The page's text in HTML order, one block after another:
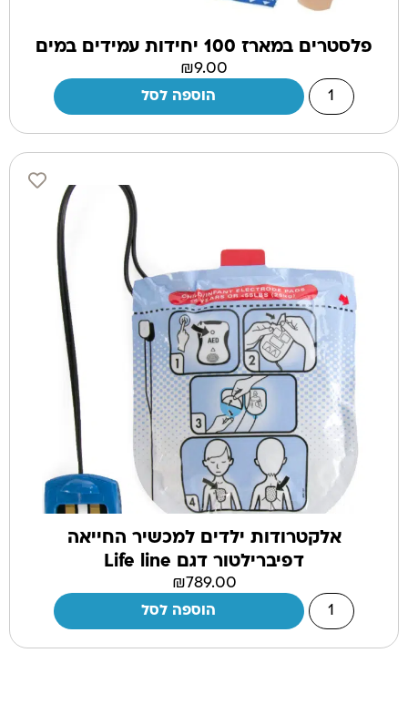
פלסטרים במארז 100 יחידות עמידים במים
₪9.00
הוספה לסל
אלקטרודות ילדים למכשיר החייאה
דפיברילטור דגם Life line
₪789.00
הוספה לסל